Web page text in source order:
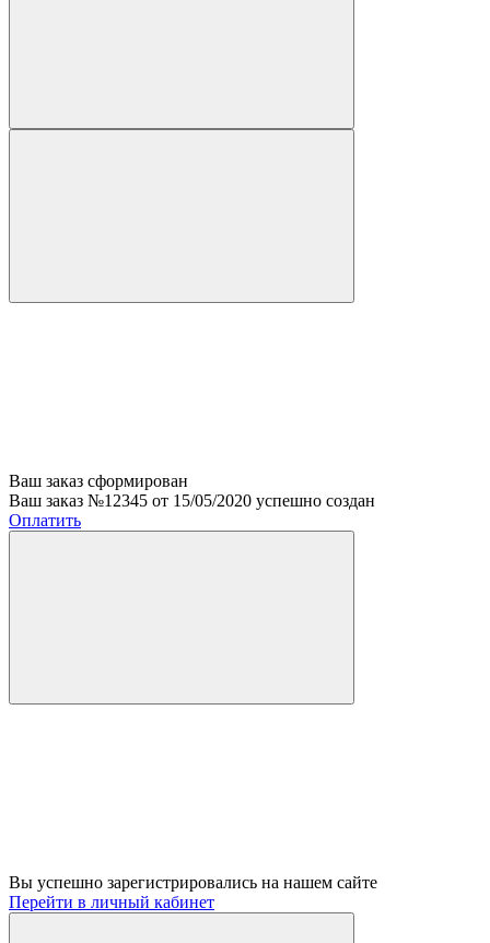
Ваш заказ сформирован
Ваш заказ №12345 от 15/05/2020 успешно создан
Оплатить
Вы успешно зарегистрировались на нашем сайте
Перейти в личный кабинет